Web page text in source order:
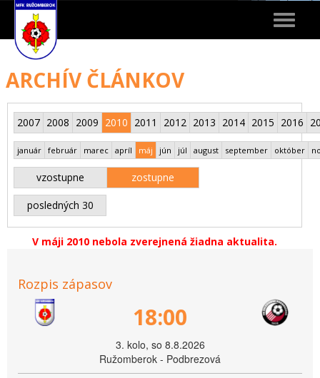
Toggle
ARCHÍV ČLÁNKOV
2007 2008 2009 2010 2011 2012 2013 2014 2015 2016
január február marec apríl máj jún júl august september október
vzostupne zostupne
posledných 30
V máji 2010 nebola zverejnená žiadna aktualita.
Rozpis zápasov
18:00
3. kolo, so 8.8.2026
Ružomberok - Podbrezová